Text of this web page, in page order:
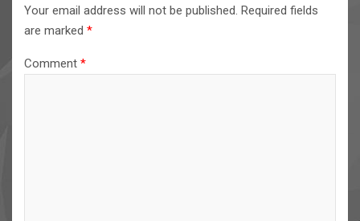
Your email address will not be published. Required fields
are marked *
Comment *